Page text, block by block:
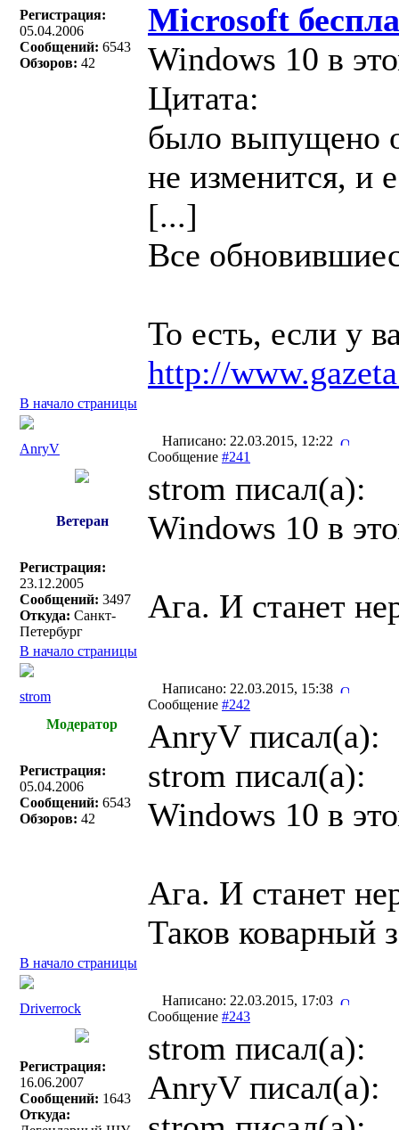
Регистрация:
05.04.2006
Сообщений: 6543
Обзоров: 42
Microsoft
Windows 10 в
Цитата:
было выпущено
не изменится, и
[...]
Все
То есть, если у
http://
В начало страницы
AnryV
Написано: 22.03.2015, 12:22
Сообщение #241
Ветеран
Регистрация:
23.12.2005
Сообщений: 3497
Откуда: Санкт-
Петербург
strom писал(a):
Windows 10 в
Ага. И станет
В начало страницы
strom
Написано: 22.03.2015, 15:38
Сообщение #242
Модератор
Регистрация:
05.04.2006
Сообщений: 6543
Обзоров: 42
AnryV писал(a):
strom писал(a):
Windows 10 в
Ага. И станет
Таков
В начало страницы
Driverrock
Написано: 22.03.2015, 17:03
Сообщение #243
Регистрация:
16.06.2007
Сообщений: 1643
Откуда:
strom писал(a):
AnryV писал(a):